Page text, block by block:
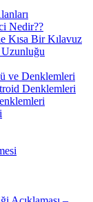
Nedir??
Kısa Bir Kılavuz
ve Denklemleri
Denklemleri